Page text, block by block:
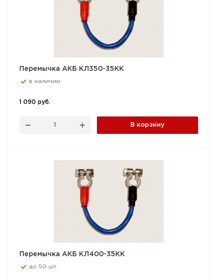
Перемычка АКБ КЛ350-35КК
в наличии
1 090 руб.
В корзину
Перемычка АКБ КЛ400-35КК
до 50 шт.